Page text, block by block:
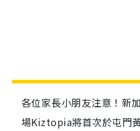
各位家長小朋友注意！新
場Kiztopia將首次於屯門